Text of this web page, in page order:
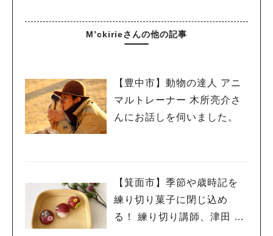
M’ckirieさんの他の記事
【豊中市】動物の達人 アニ
マルトレーナー 木所亮介さ
んにお話しを伺いました。
【箕面市】季節や歳時記を
練り切り菓子に閉じ込め
る！ 練り切り講師、津田 孝